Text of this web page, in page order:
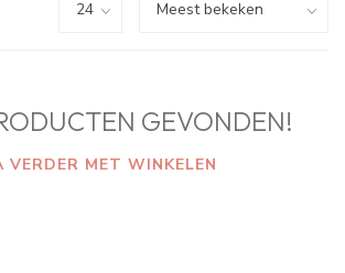
GEVONDEN!
VERDER MET WINKELEN